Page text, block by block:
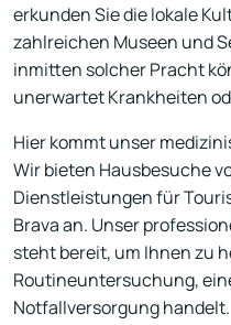
erkunden Sie die lokale
zahlreichen Museen und
inmitten solcher Pracht
unerwartet Krankheiten
Hier kommt unser
Wir bieten Hausbesuche
Dienstleistungen für
Brava an. Unser
steht bereit, um Ihnen zu
Routineuntersuchung,
Notfallversorgung handelt.